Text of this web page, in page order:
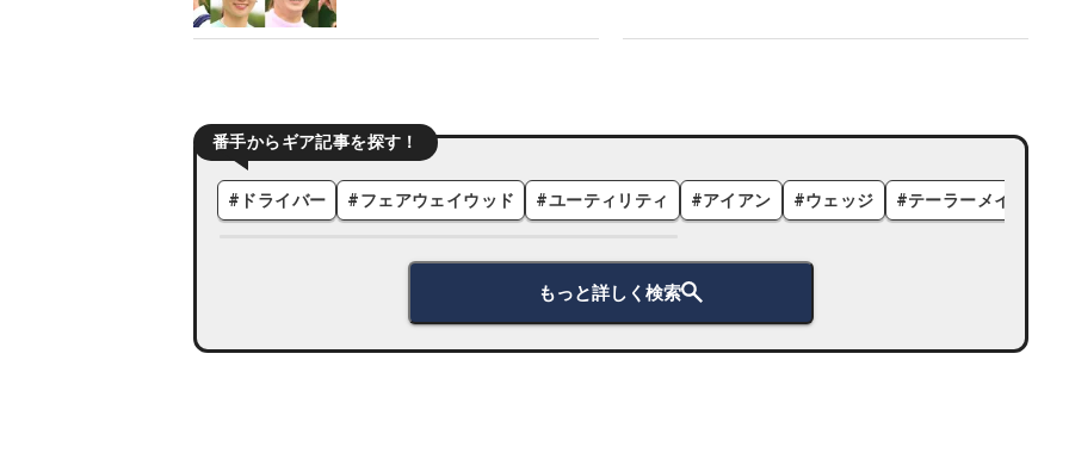
番手からギア記事を探す！
# ドライバー #フェアウェイウッド #ユーティリティ #アイアン #ウェッジ #テーラーメイド
もっと詳しく検索